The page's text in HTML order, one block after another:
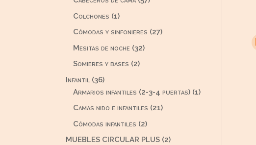
Colchones 11
Cómodas y sinfonieres 2727
Mesitas de noche 3232
Somieres y bases 22
Infantil 3636
productos
Armarios infantiles (2-3-4 puertas) 11
Camas nido e infantiles 2121
Cómodas infantiles 22
productos
MUEBLES CIRCULAR PLUS 22